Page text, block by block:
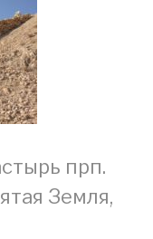
прп.
Земля,